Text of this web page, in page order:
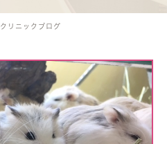
クリニックブログ